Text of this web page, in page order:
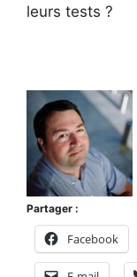
leurs tests ?
Partager :
Facebook